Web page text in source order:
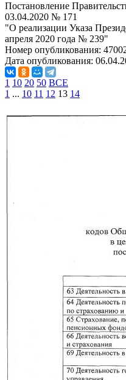
Постановление
03.04.2020 № 171
"О реализации Указа
апреля 2020 года № 239"
Номер опубликования:
Дата опубликования:
1 10 20 50 ВСЕ
1 ... 10 11 12 13 14